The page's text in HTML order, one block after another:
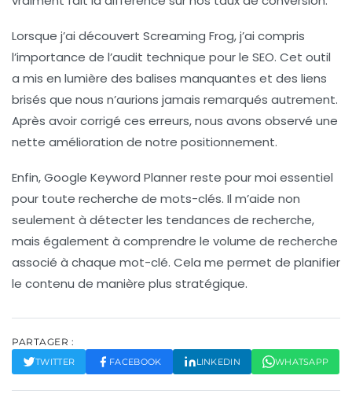
Lorsque j’ai découvert Screaming Frog, j’ai compris
l’importance de l’audit technique pour le SEO. Cet outil
a mis en lumière des balises manquantes et des liens
brisés que nous n’aurions jamais remarqués autrement.
Après avoir corrigé ces erreurs, nous avons observé une
nette amélioration de notre positionnement.
Enfin,Google Keyword Plannerreste pour moi essentiel
pour toute recherche de mots-clés. Il m’aide non
seulement à détecter les tendances de recherche,
mais également à comprendre le volume de recherche
associé à chaque mot-clé. Cela me permet de planifier
le contenu de manière plus stratégique.
PARTAGER :
TWITTER FACEBOOK LINKEDIN WHATSAPP